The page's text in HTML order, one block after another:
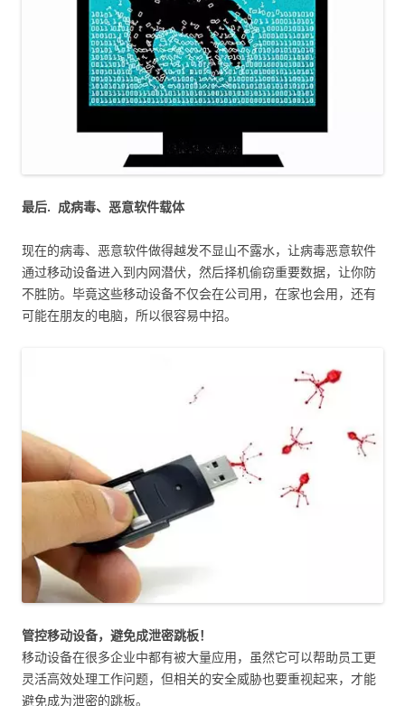
最后. 成病毒、恶意软件载体
现在的病毒、恶意软件做得越发不显山不露水，让病毒恶意软件
通过移动设备进入到内网潜伏，然后择机偷窃重要数据，让你防
不胜防。毕竟这些移动设备不仅会在公司用，在家也会用，还有
可能在朋友的电脑，所以很容易中招。
管控移动设备，避免成泄密跳板！
移动设备在很多企业中都有被大量应用，虽然它可以帮助员工更
灵活高效处理工作问题，但相关的安全威胁也要重视起来，才能
避免成为泄密的跳板。